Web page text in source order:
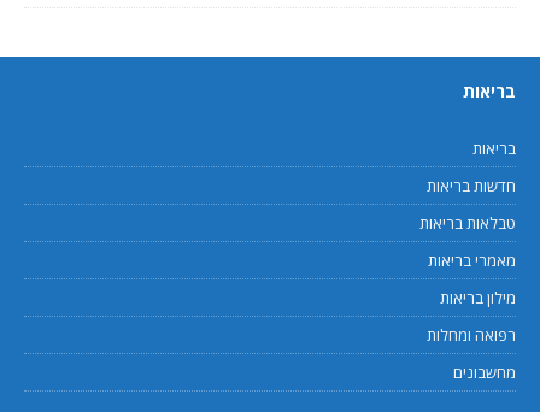
בריאות
בריאות
חדשות בריאות
טבלאות בריאות
מאמרי בריאות
מילון בריאות
רפואה ומחלות
מחשבונים